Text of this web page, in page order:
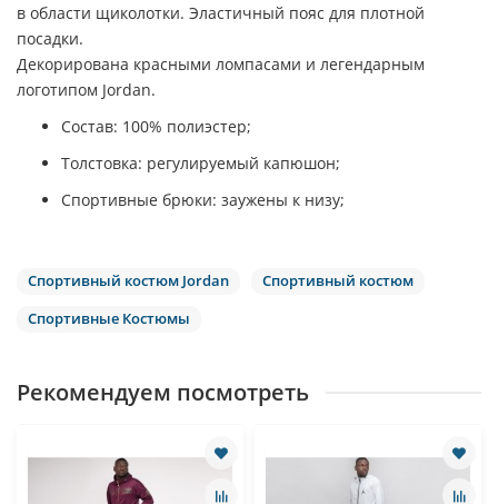
в области щиколотки. Эластичный пояс для плотной
посадки.
Декорирована красными ломпасами и легендарным
логотипом Jordan.
Состав: 100% полиэстер;
Толстовка: регулируемый капюшон;
Спортивные брюки: заужены к низу;
Спортивный костюм Jordan
Спортивный костюм
Спортивные Костюмы
Рекомендуем посмотреть